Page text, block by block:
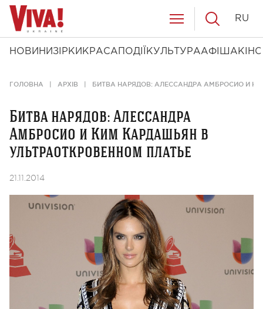
НОВИНИ ЗІРКИ КРАСА ПОДІЇ КУЛЬТУРААФІША КІНО
RU
ГОЛОВНА АРХІВ БИТВА НАРЯДОВ: АЛЕССАНДРА АМБРОСИО И
Битва нарядов: Алессандра
Амбросио и Ким Кардашьян в
ультраоткровенном платье
21.11.2014